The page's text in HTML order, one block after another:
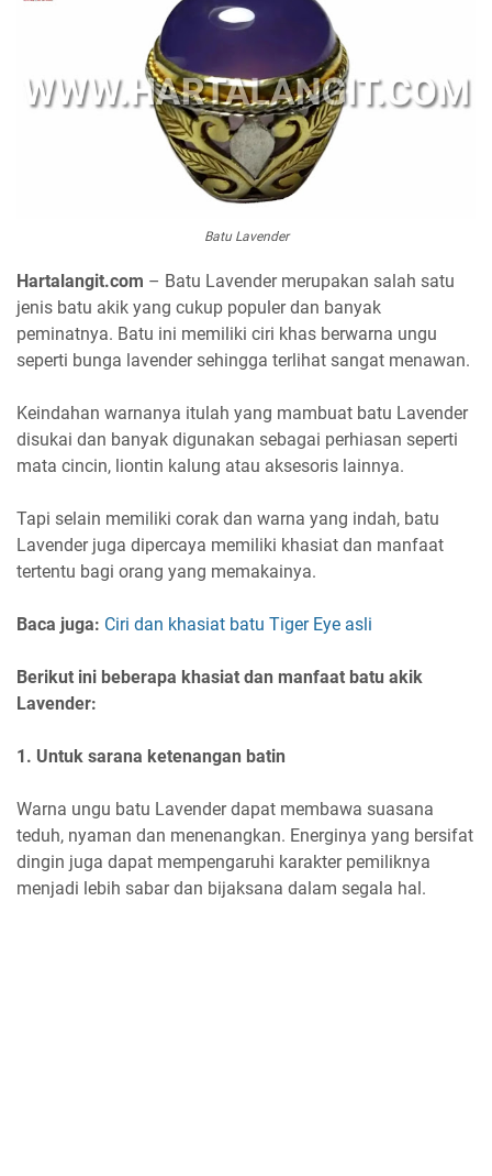
Batu Lavender
Hartalangit.com – Batu Lavender merupakan salah satu
jenis batu akik yang cukup populer dan banyak
peminatnya. Batu ini memiliki ciri khas berwarna ungu
seperti bunga lavender sehingga terlihat sangat menawan.
Keindahan warnanya itulah yang mambuat batu Lavender
disukai dan banyak digunakan sebagai perhiasan seperti
mata cincin, liontin kalung atau aksesoris lainnya.
Tapi selain memiliki corak dan warna yang indah, batu
Lavender juga dipercaya memiliki khasiat dan manfaat
tertentu bagi orang yang memakainya.
Baca juga: Ciri dan khasiat batu Tiger Eye asli
Berikut ini beberapa khasiat dan manfaat batu akik
Lavender:
1. Untuk sarana ketenangan batin
Warna ungu batu Lavender dapat membawa suasana
teduh, nyaman dan menenangkan. Energinya yang bersifat
dingin juga dapat mempengaruhi karakter pemiliknya
menjadi lebih sabar dan bijaksana dalam segala hal.